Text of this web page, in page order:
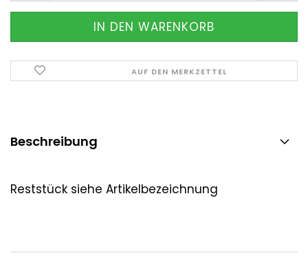
AUF DEN MERKZETTEL
Beschreibung
Reststück siehe Artikelbezeichnung